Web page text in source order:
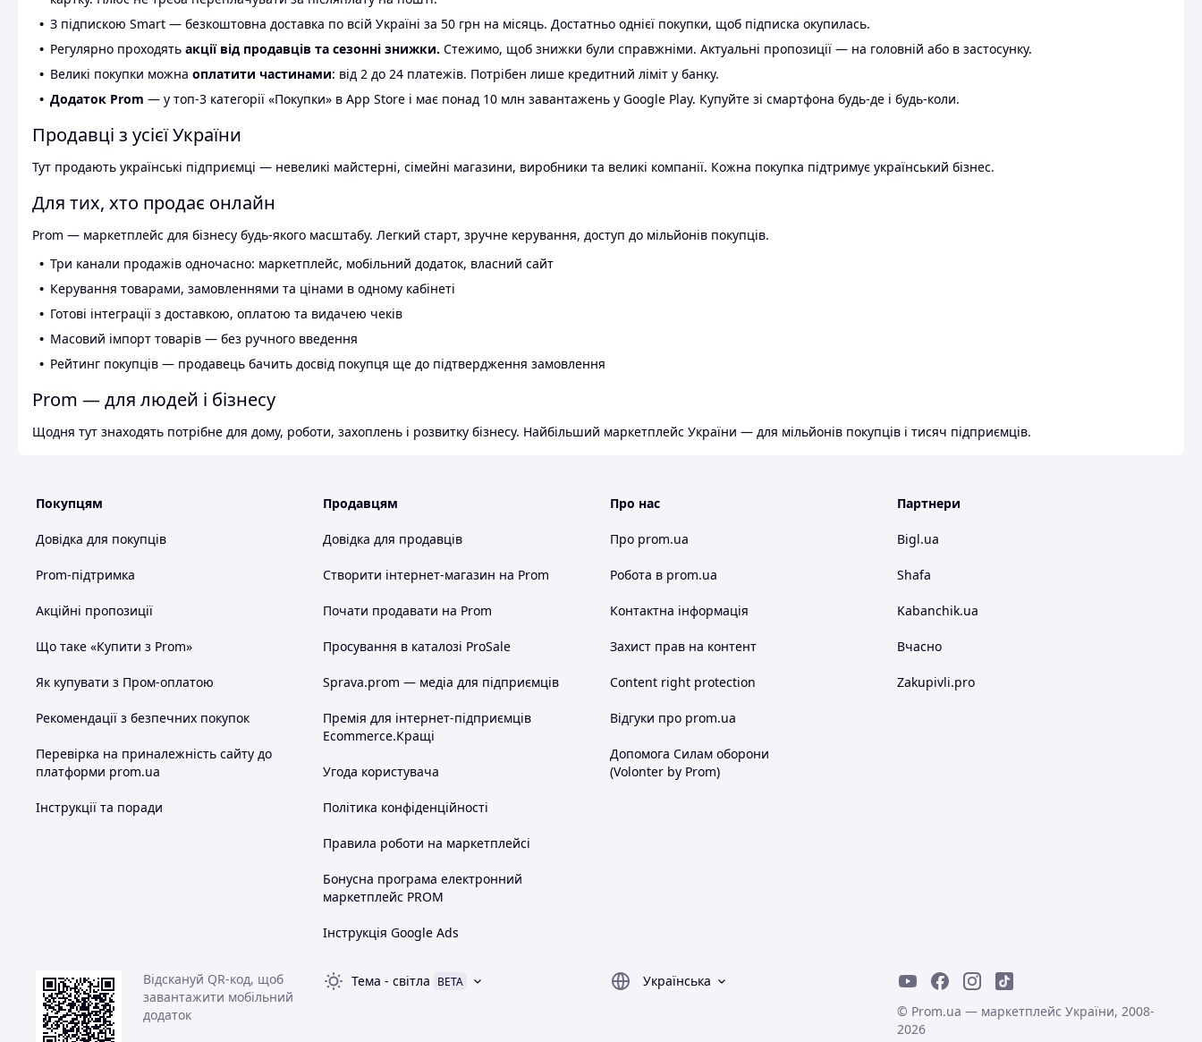
З підпискою Smart — безкоштовна доставка по всій Україні за 50 грн на місяць. Достатньо однієї покупки, щоб підписка окупилась.
Регулярно проходять акції від продавців та сезонні знижки. Стежимо, щоб знижки були справжніми. Актуальні пропозиції — на головній або в застосунку.
Великі покупки можна оплатити частинами: від 2 до 24 платежів. Потрібен лише кредитний ліміт у банку.
Додаток Prom — у топ-3 категорії «Покупки» в App Store і має понад 10 млн завантажень у Google Play. Купуйте зі смартфона будь-де і будь-коли.
Продавці з усієї України
Тут продають українські підприємці — невеликі майстерні, сімейні магазини, виробники та великі компанії. Кожна покупка підтримує український бізнес.
Для тих, хто продає онлайн
Prom — маркетплейс для бізнесу будь-якого масштабу. Легкий старт, зручне керування, доступ до мільйонів покупців.
Три канали продажів одночасно: маркетплейс, мобільний додаток, власний сайт
Керування товарами, замовленнями та цінами в одному кабінеті
Готові інтеграції з доставкою, оплатою та видачею чеків
Масовий імпорт товарів — без ручного введення
Рейтинг покупців — продавець бачить досвід покупця ще до підтвердження замовлення
Prom — для людей і бізнесу
Щодня тут знаходять потрібне для дому, роботи, захоплень і розвитку бізнесу. Найбільший маркетплейс України — для мільйонів покупців і тисяч підприємців.
Покупцям
Довідка для покупців
Prom-підтримка
Акційні пропозиції
Що таке «Купити з Prom»
Як купувати з Пром-оплатою
Рекомендації з безпечних покупок
Перевірка на приналежність сайту до
платформи prom.ua
Інструкції та поради
Продавцям
Довідка для продавців
Створити інтернет-магазин на Prom
Почати продавати на Prom
Просування в каталозі ProSale
Sprava.prom — медіа для підприємців
Премія для інтернет-підприємців
Ecommerce.Кращі
Угода користувача
Політика конфіденційності
Правила роботи на маркетплейсі
Бонусна програма електронний
маркетплейс PROM
Інструкція Google Ads
Про нас
Про prom.ua
Робота в prom.ua
Контактна інформація
Захист прав на контент
Content right protection
Відгуки про prom.ua
Допомога Силам оборони
(Volonter by Prom)
Партнери
Bigl.ua
Shafa
Kabanchik.ua
Вчасно
Zakupivli.pro
Відскануй QR-код, щоб
завантажити мобільний
додаток
Тема - світла BETA
Українська
© Prom.ua — маркетплейс України, 2008-
2026